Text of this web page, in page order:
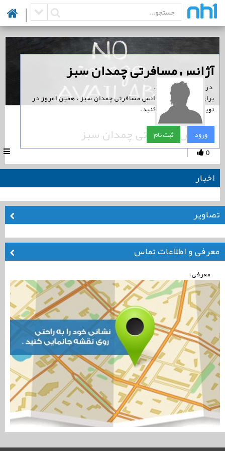
|
‏آژانس مسافرتی چمدان سبز
‏ در نوین همراه است.
برای پیگیری اخبار آژانس مسافرتی چمدان سبز ، همین امروز در
نوین همراه ثبت نام کنید.
ورود ثبت نام
آژانس مسافرتی چمدان سبز
0
|
اخبار
تصاویر
معرفی و اطلاعات تماس
معرفی: